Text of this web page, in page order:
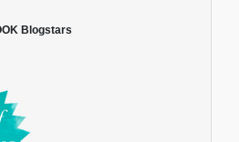
Blogstars